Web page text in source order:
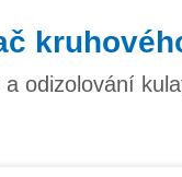
odizolování